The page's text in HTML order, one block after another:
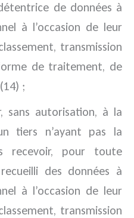
de données à
à l’occasion de leur
transmission
de traitement, de
;
autorisation, à la
tiers n’ayant pas la
recevoir, pour toute
des données à
à l’occasion de leur
transmission